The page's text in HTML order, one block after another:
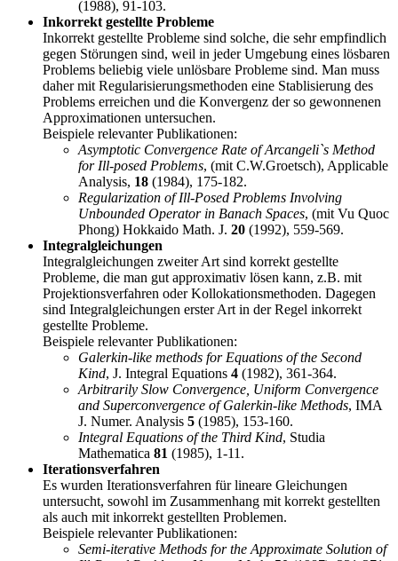
(1988), 91-103.
Inkorrekt gestellte Probleme
Inkorrekt gestellte Probleme sind solche, die sehr empfindlich
gegen Störungen sind, weil in jeder Umgebung eines lösbaren
Problems beliebig viele unlösbare Probleme sind. Man muss
daher mit Regularisierungsmethoden eine Stablisierung des
Problems erreichen und die Konvergenz der so gewonnenen
Approximationen untersuchen.
Beispiele relevanter Publikationen:
Asymptotic Convergence Rate of Arcangeli`s Method
for Ill-posed Problems, (mit C.W.Groetsch), Applicable
Analysis, 18 (1984), 175-182.
Regularization of Ill-Posed Problems Involving
Unbounded Operator in Banach Spaces, (mit Vu Quoc
Phong) Hokkaido Math. J. 20 (1992), 559-569.
Integralgleichungen
Integralgleichungen zweiter Art sind korrekt gestellte
Probleme, die man gut approximativ lösen kann, z.B. mit
Projektionsverfahren oder Kollokationsmethoden. Dagegen
sind Integralgleichungen erster Art in der Regel inkorrekt
gestellte Probleme.
Beispiele relevanter Publikationen:
Galerkin-like methods for Equations of the Second
Kind, J. Integral Equations 4 (1982), 361-364.
Arbitrarily Slow Convergence, Uniform Convergence
and Superconvergence of Galerkin-like Methods, IMA
J. Numer. Analysis 5 (1985), 153-160.
Integral Equations of the Third Kind, Studia
Mathematica 81 (1985), 1-11.
Iterationsverfahren
Es wurden Iterationsverfahren für lineare Gleichungen
untersucht, sowohl im Zusammenhang mit korrekt gestellten
als auch mit inkorrekt gestellten Problemen.
Beispiele relevanter Publikationen:
Semi-iterative Methods for the Approximate Solution of